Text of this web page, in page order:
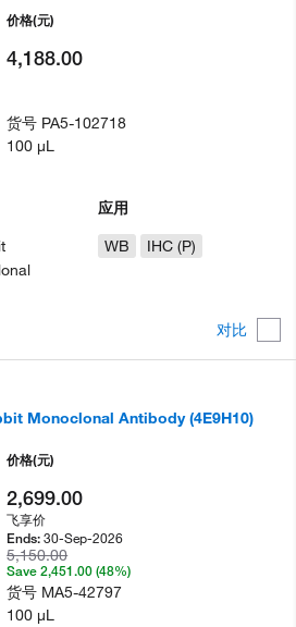
对比
应用
WB
IHC (P)
价格(元)
4,188.00
货号 PA5-102718
100 µL
Monoclonal Antibody (4E9H10)
价格(元)
2,699.00
飞享价
Ends:30-Sep-2026
5,150.00
Save 2,451.00 (48%)
货号 MA5-42797
100 µL